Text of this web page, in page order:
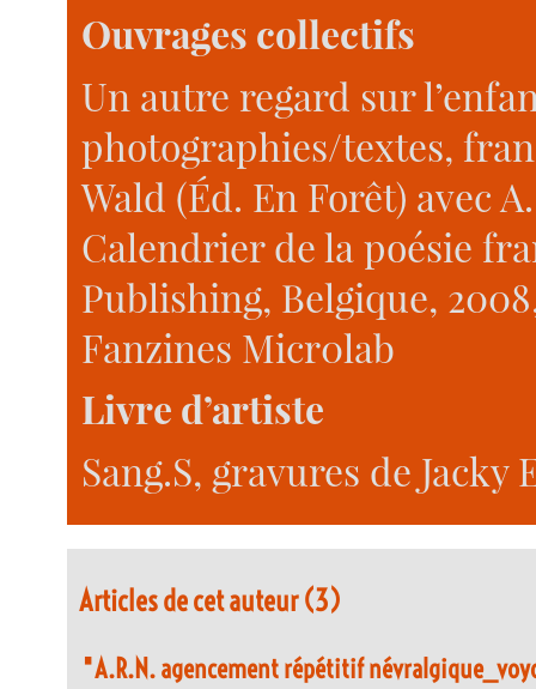
Ouvrages collectifs
Un autre regard sur
photographies/textes,
Wald (Éd. En Forêt) avec
Calendrier de la poésie
Publishing, Belgique,
Fanzines Micr0lab
Livre d’artiste
Sang.S, gravures de
Articles de cet auteur (3)
"A.R.N. agencement répétitif